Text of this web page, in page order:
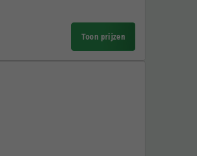
Toon prijzen